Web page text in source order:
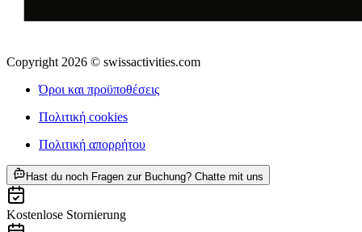
Copyright 2026 © swissactivities.com
Όροι και προϋποθέσεις
Πολιτική cookies
Πολιτική απορρήτου
Hast du noch Fragen zur Buchung? Chatte mit uns
Kostenlose Stornierung